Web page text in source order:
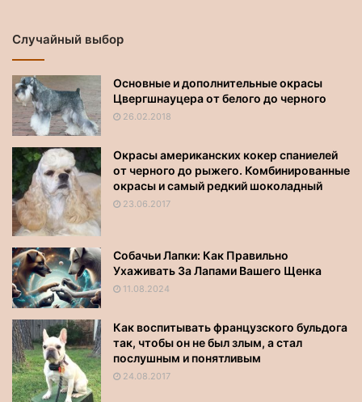
Случайный выбор
Основные и дополнительные окрасы
Цвергшнауцера от белого до черного
26.02.2018
Окрасы американских кокер спаниелей
от черного до рыжего. Комбинированные
окрасы и самый редкий шоколадный
23.06.2017
Собачьи Лапки: Как Правильно
Ухаживать За Лапами Вашего Щенка
11.08.2024
Как воспитывать французского бульдога
так, чтобы он не был злым, а стал
послушным и понятливым
24.08.2017